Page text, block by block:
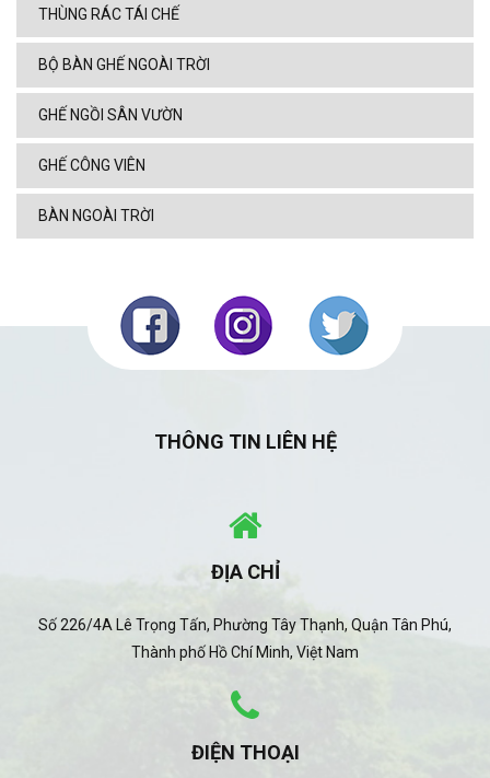
THÙNG RÁC TÁI CHẾ
BỘ BÀN GHẾ NGOÀI TRỜI
GHẾ NGỒI SÂN VƯỜN
GHẾ CÔNG VIÊN
BÀN NGOÀI TRỜI
THÔNG TIN LIÊN HỆ
ĐỊA CHỈ
Số 226/4A Lê Trọng Tấn, Phường Tây Thạnh, Quận Tân Phú,
Thành phố Hồ Chí Minh, Việt Nam
ĐIỆN THOẠI